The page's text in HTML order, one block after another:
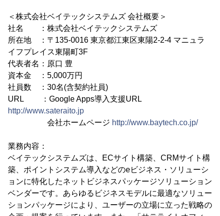
＜株式会社ベイテックシステムズ 会社概要＞
社名 ：株式会社ベイテックシステムズ
所在地 ：〒135-0016 東京都江東区東陽2-2-4 マニュラ
イフプレイス東陽町3F
代表者名：原口 豊
資本金 ：5,000万円
社員数 ：30名(含契約社員)
URL ：Google Apps導入支援URL
http://www.sateraito.jp
会社ホームページ http://www.baytech.co.jp/
業務内容：
ベイテックシステムズは、ECサイト構築、CRMサイト構
築、ポイントシステム導入などのeビジネス・ソリューシ
ョンに特化したネットビジネスパッケージソリューション
ベンダーです。あらゆるビジネスモデルに最適なソリュー
ションパッケージにより、ユーザーの立場に立った戦略の